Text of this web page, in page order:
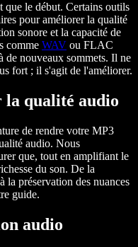
le début. Certains outils
pour améliorer la qualité
sonore et la capacité de
comme WAV ou FLAC
de nouveaux sommets. Il ne
fort ; il s'agit de l'améliorer.
la qualité audio
de rendre votre MP3
audio. Nous
que, tout en amplifiant le
du son. De la
la préservation des nuances
guide.
audio